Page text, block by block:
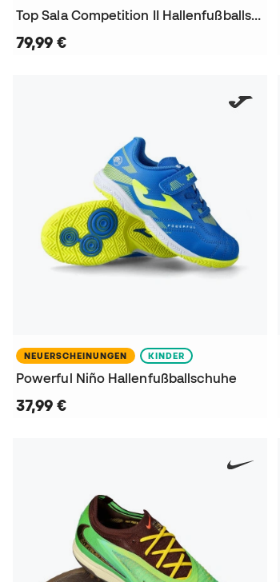
Top Sala Competition II Hallenfußballschuhe
79,99 €
NEUERSCHEINUNGEN KINDER
Powerful Niño Hallenfußballschuhe
37,99 €